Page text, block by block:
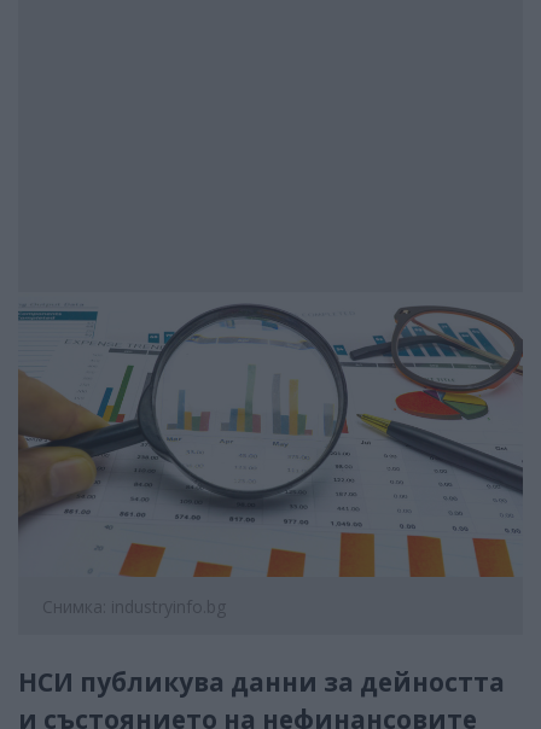
Снимка: industryinfo.bg
НСИ публикува данни за дейността
и състоянието на нефинансовите